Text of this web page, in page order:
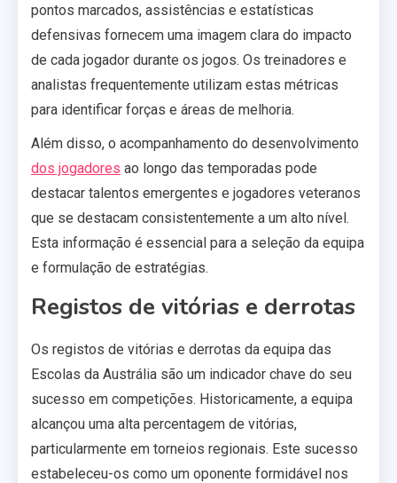
pontos marcados, assistências e estatísticas
defensivas fornecem uma imagem clara do impacto
de cada jogador durante os jogos. Os treinadores e
analistas frequentemente utilizam estas métricas
para identificar forças e áreas de melhoria.
Além disso, o acompanhamento do desenvolvimento
dos jogadores ao longo das temporadas pode
destacar talentos emergentes e jogadores veteranos
que se destacam consistentemente a um alto nível.
Esta informação é essencial para a seleção da equipa
e formulação de estratégias.
Registos de vitórias e derrotas
Os registos de vitórias e derrotas da equipa das
Escolas da Austrália são um indicador chave do seu
sucesso em competições. Historicamente, a equipa
alcançou uma alta percentagem de vitórias,
particularmente em torneios regionais. Este sucesso
estabeleceu-os como um oponente formidável nos